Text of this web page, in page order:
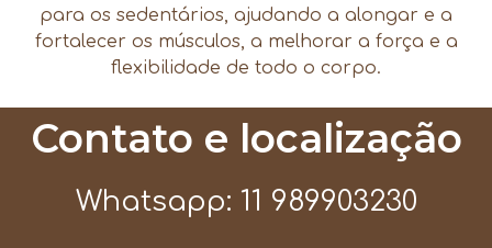
para os sedentários, ajudando a alongar e a
fortalecer os músculos, a melhorar a força e a
flexibilidade de todo o corpo.
Contato e localização
Whatsapp: 11 989903230